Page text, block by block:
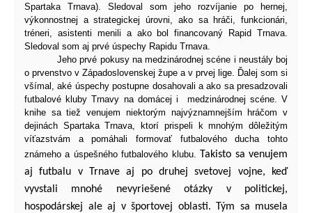
Spartaka Trnava). Sledoval som jeho rozvíjanie po hernej,
výkonnostnej a strategickej úrovni, ako sa hráči, funkcionári,
tréneri, asistenti menili a ako bol financovaný Rapid Trnava.
Sledoval som aj prvé úspechy Rapidu Trnava.
Jeho prvé pokusy na medzinárodnej scéne i neustály boj
o prvenstvo v Západoslovenskej župe a v prvej lige. Ďalej som si
všímal, aké úspechypostupne dosahovali a ako sa presadzovali
futbalové kluby Trnavy na domácej i
medzinárodnej scéne. V
knihe sa tiež venujem niektorým najvýznamnejším hráčom v
dejinách Spartaka Trnava, ktorí prispeli kmnohým dôležitým
víťazstvám a pomáhali formovať futbalového ducha tohto
známeho a úspešného futbalového klubu. Takisto sa venujem
aj futbalu v Trnave aj po druhej svetovej vojne, keď
vyvstali mnohé nevyriešené otázky v politickej,
hospodárskej ale aj v športovej oblasti. Tým sa musela